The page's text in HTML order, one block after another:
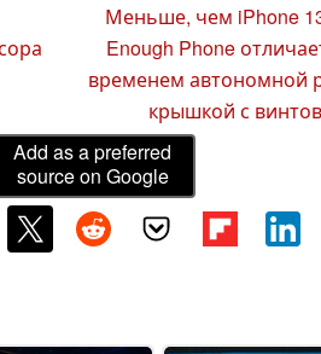
Меньше, чем iPhone
Enough Phone
временем автономной
крышкой с
Add as a preferred
source on Google